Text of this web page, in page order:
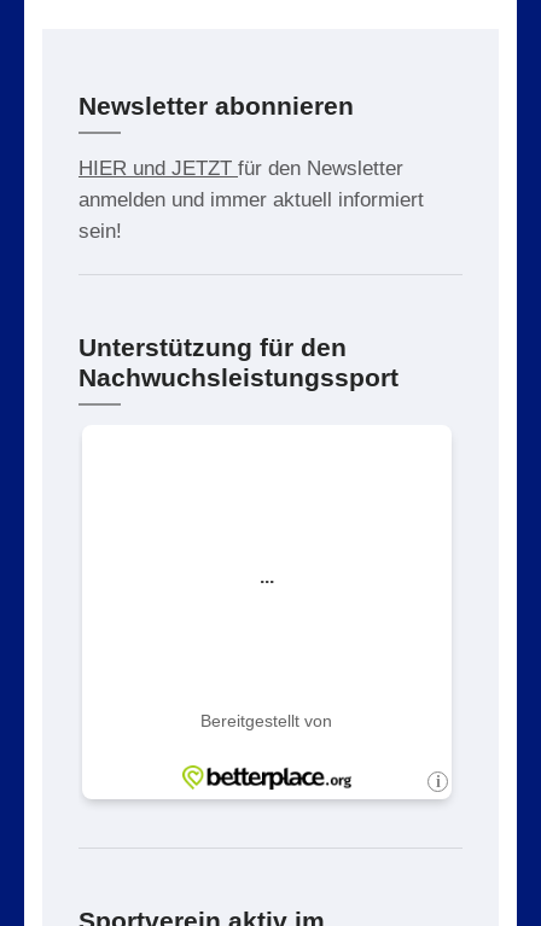
Newsletter abonnieren
HIER und JETZT für den Newsletter
anmelden und immer aktuell informiert
sein!
Unterstützung für den
Nachwuchsleistungssport